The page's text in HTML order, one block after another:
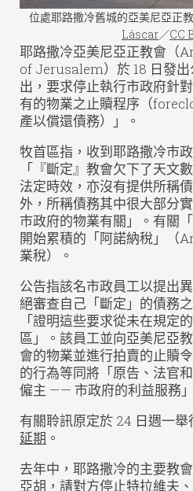
位處耶路撒冷舊城的亞美尼亞正
Láscar／CC
耶路撒冷亞美尼亞正教會
of Jerusalem）於 18 日發
出，要求停止執行市政府針
有的物業之止贖程序（
產以償還債務）」。
牧首區指，收到耶路撒冷市
「『斷定』教會欠下了天文
法定時效，亦沒有提供所稱
外，所稱債務其中很大部分
市政府的物業有關」。有關
開始累積的「阿諾納稅」（
業稅）。
公告指該名市政員工以提出
絕審查自己「斷定」的債務
「證明這些要求從未在規定
區」。該員工並向亞美尼亞
會的物業並進行拍賣的止贖
的行為等同將「原告、法官
僱主 —— 市政府的利益服務」
有關聆訊原定於 24 日週一
延期 。
去年中，耶路撒冷的主要教
亞胡，請對方停止特拉維夫